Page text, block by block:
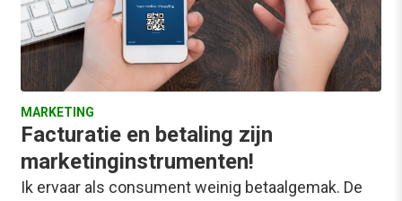
MARKETING
Facturatie en betaling zijn
marketinginstrumenten!
Ik ervaar als consument weinig betaalgemak. De